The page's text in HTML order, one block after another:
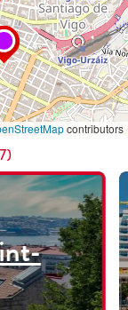
contributors
)